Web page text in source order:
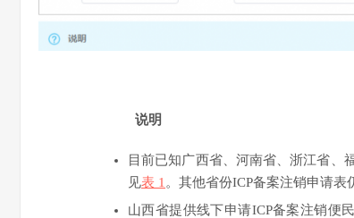
说明
目前已知广西省、河南省、浙江省、
见表 1 。其他省份ICP备案注销申请表
山西省提供线下申请ICP备案注销便